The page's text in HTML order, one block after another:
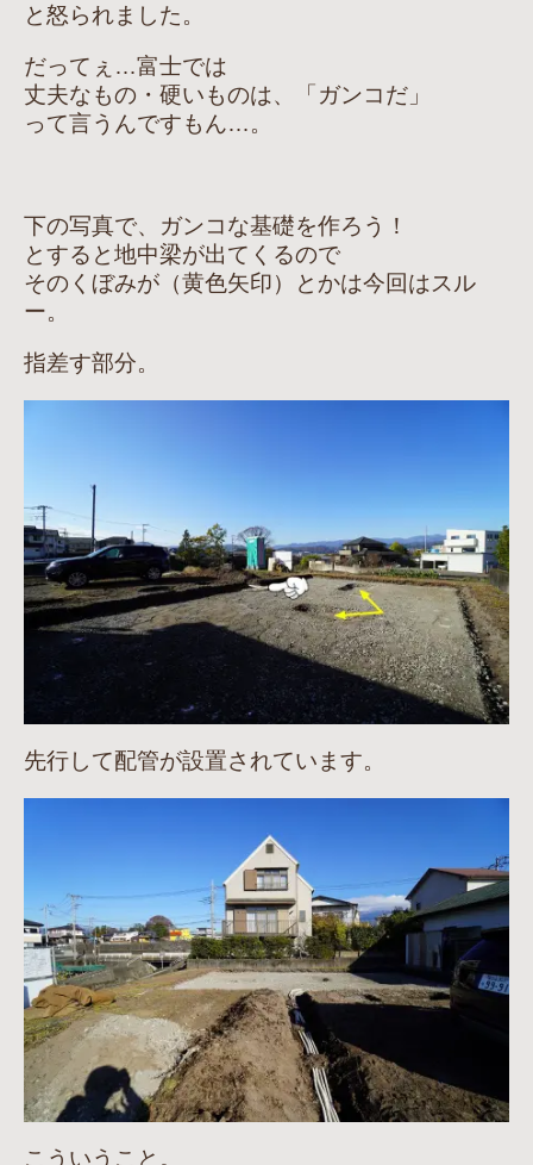
と怒られました。
だってぇ…富士では
丈夫なもの・硬いものは、「ガンコだ」
って言うんですもん…。
下の写真で、ガンコな基礎を作ろう！
とすると地中梁が出てくるので
そのくぼみが（黄色矢印）とかは今回はスル
ー。
指差す部分。
先行して配管が設置されています。
こういうこと。